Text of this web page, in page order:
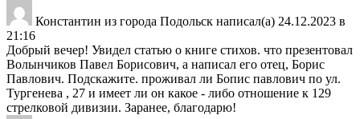
Константин из города Подольск написал(а) 24.12.2023 в
21:16
Добрый вечер! Увидел статью о книге стихов. что презентовал
Волынчиков Павел Борисович, а написал его отец, Борис
Павлович. Подскажите. проживал ли Бопис павлович по ул.
Тургенева , 27 и имеет ли он какое - либо отношение к 129
стрелковой дивизии. Заранее, благодарю!